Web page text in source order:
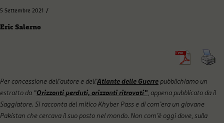
5 Settembre 2021 /
Eric Salerno
Per concessione dell’autore e dell’Atlante delle Guerre pubblichiamo un
estratto da “Orizzonti perduti, orizzonti ritrovati” , appena pubblicato da il
Saggiatore. Si racconta del mitico Khyber Pass e di com’era un giovane
Pakistan che cercava il suo posto nel mondo. Non com’è oggi dove, sulla